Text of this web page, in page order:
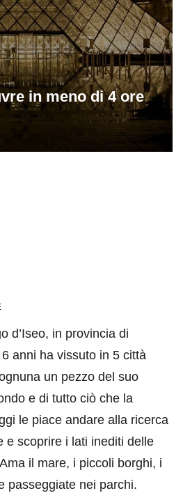
in meno di 4 ore
d’Iseo, in provincia di
anni ha vissuto in 5 città
un pezzo del suo
e di tutto ciò che la
le piace andare alla ricerca
e scoprire i lati inediti delle
il mare, i piccoli borghi, i
passeggiate nei parchi.